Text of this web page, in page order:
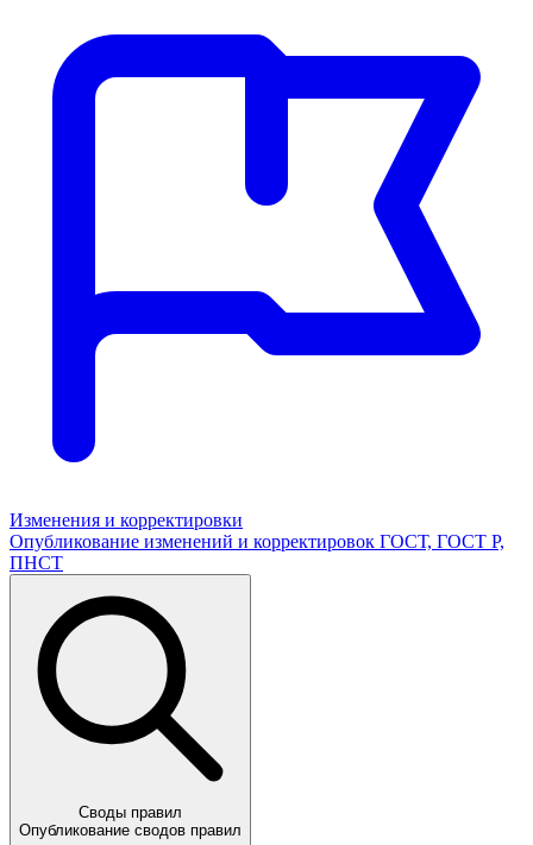
Изменения и корректировки
Опубликование изменений и корректировок ГОСТ, ГОСТ Р,
ПНСТ
Своды правил
Опубликование сводов правил